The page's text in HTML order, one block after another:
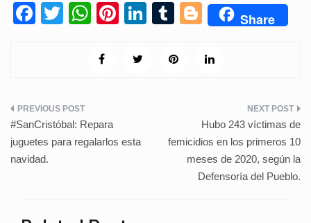
F
b
o
o
k
T
W
at
p
p
Pi
er
Li
T
m
Bl
g
Share
Navegación
de
entradas
#SanCristóbal: Repara
juguetes para regalarlos esta
navidad.
Hubo 243 víctimas de
femicidios en los primeros 10
meses de 2020, según la
Defensoría del Pueblo.